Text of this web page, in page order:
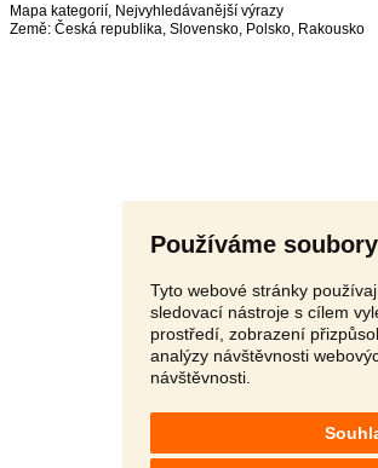
Používáme
Tyto webové stránky
sledovací nástroje s cílem
prostředí, zobrazení
analýzy návštěvnosti
návštěvnosti.
Mapa kategorií, Nejvyhledávanější výrazy
Země: Česká republika, Slovensko, Polsko, Rakousko